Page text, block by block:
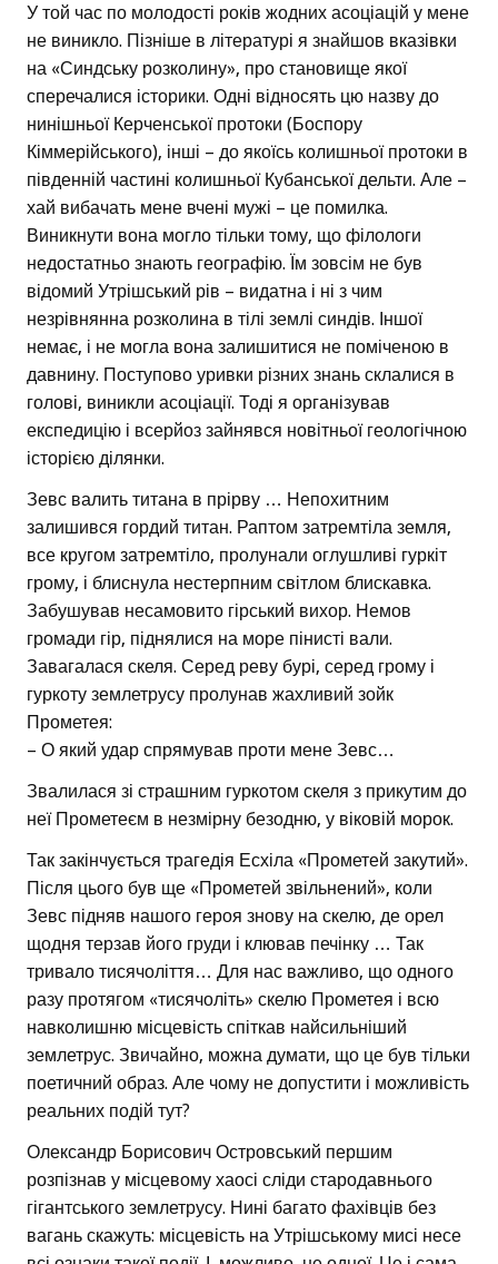
У той час по молодості років жодних асоціацій у мене
не виникло. Пізніше в літературі я знайшов вказівки
на «Синдську розколину», про становище якої
сперечалися історики. Одні відносять цю назву до
нинішньої Керченської протоки (Боспору
Кіммерійського), інші – до якоїсь колишньої протоки в
південній частині колишньої Кубанської дельти. Але –
хай вибачать мене вчені мужі – це помилка.
Виникнути вона могло тільки тому, що філологи
недостатньо знають географію. Їм зовсім не був
відомий Утрішський рів – видатна і ні з чим
незрівнянна розколина в тілі землі синдів. Іншої
немає, і не могла вона залишитися не поміченою в
давнину. Поступово уривки різних знань склалися в
голові, виникли асоціації. Тоді я організував
експедицію і всерйоз зайнявся новітньої геологічною
історією ділянки.
Зевс валить титана в прірву … Непохитним
залишився гордий титан. Раптом затремтіла земля,
все кругом затремтіло, пролунали оглушливі гуркіт
грому, і блиснула нестерпним світлом блискавка.
Забушував несамовито гірський вихор. Немов
громади гір, піднялися на море пінисті вали.
Завагалася скеля. Серед реву бурі, серед грому і
гуркоту землетрусу пролунав жахливий зойк
Прометея:
– О який удар спрямував проти мене Зевс…
Звалилася зі страшним гуркотом скеля з прикутим до
неї Прометеєм в незмірну безодню, у віковій морок.
Так закінчується трагедія Есхіла «Прометей закутий».
Після цього був ще «Прометей звільнений», коли
Зевс підняв нашого героя знову на скелю, де орел
щодня терзав його груди і клював печінку … Так
тривало тисячоліття… Для нас важливо, що одного
разу протягом «тисячоліть» скелю Прометея і всю
навколишню місцевість спіткав найсильніший
землетрус. Звичайно, можна думати, що це був тільки
поетичний образ. Але чому не допустити і можливість
реальних подій тут?
Олександр Борисович Островський першим
розпізнав у місцевому хаосі сліди стародавнього
гігантського землетрусу. Нині багато фахівців без
вагань скажуть: місцевість на Утрішському мисі несе